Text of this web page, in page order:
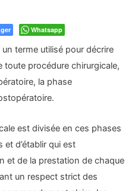
Whatsapp
terme utilisé pour décrire
procédure chirurgicale,
la phase
est divisée en ces phases
d’établir qui est
et de la prestation de chaque
un respect strict des